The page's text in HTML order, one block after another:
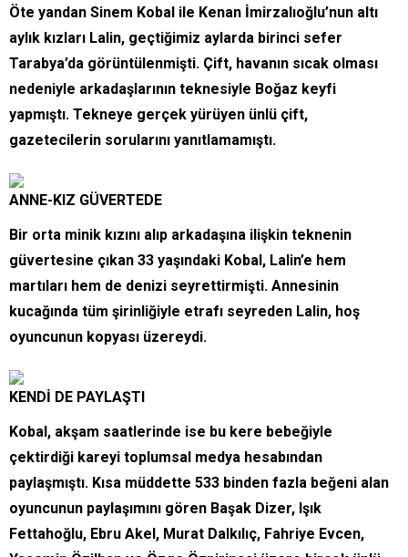
Öte yandan Sinem Kobal ile Kenan İmirzalıoğlu’nun altı
aylık kızları Lalin, geçtiğimiz aylarda birinci sefer
Tarabya’da görüntülenmişti. Çift, havanın sıcak olması
nedeniyle arkadaşlarının teknesiyle Boğaz keyfi
yapmıştı. Tekneye gerçek yürüyen ünlü çift,
gazetecilerin sorularını yanıtlamamıştı.
ANNE-KIZ GÜVERTEDE
Bir orta minik kızını alıp arkadaşına ilişkin teknenin
güvertesine çıkan 33 yaşındaki Kobal, Lalin’e hem
martıları hem de denizi seyrettirmişti. Annesinin
kucağında tüm şirinliğiyle etrafı seyreden Lalin, hoş
oyuncunun kopyası üzereydi.
KENDİ DE PAYLAŞTI
Kobal, akşam saatlerinde ise bu kere bebeğiyle
çektirdiği kareyi toplumsal medya hesabından
paylaşmıştı. Kısa müddette 533 binden fazla beğeni alan
oyuncunun paylaşımını gören Başak Dizer, Işık
Fettahoğlu, Ebru Akel, Murat Dalkılıç, Fahriye Evcen,